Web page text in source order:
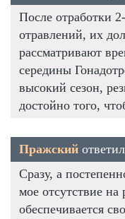
После отработки
отравлений, их
рассматривают
середины
высокий сезон,
достойно того,
Пражский
Сразу, а
мое отсутствие на
обеспечивается